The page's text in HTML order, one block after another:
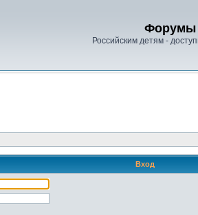
Форумы
Российским детям -
Вход